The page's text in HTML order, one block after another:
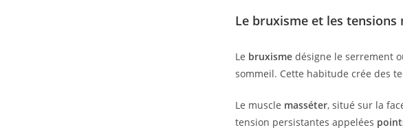
Le bruxisme et les tensions
Le bruxisme désigne le serrement
sommeil. Cette habitude crée des
Le muscle masséter, situé sur la
tension persistantes appelées